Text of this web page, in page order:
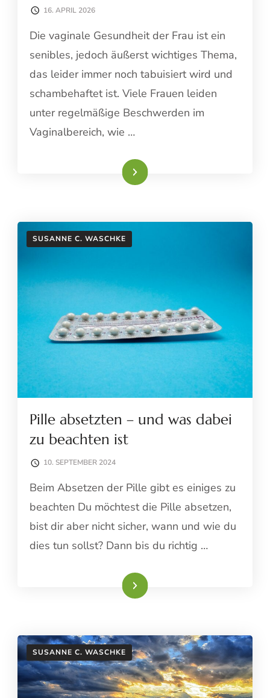
16. APRIL 2026
Die vaginale Gesundheit der Frau ist ein
senibles, jedoch äußerst wichtiges Thema,
das leider immer noch tabuisiert wird und
schambehaftet ist. Viele Frauen leiden
unter regelmäßige Beschwerden im
Vaginalbereich, wie …
Weiterlesen
SUSANNE C. WASCHKE
Pille absetzten – und was dabei
zu beachten ist
10. SEPTEMBER 2024
Beim Absetzen der Pille gibt es einiges zu
beachten Du möchtest die Pille absetzen,
bist dir aber nicht sicher, wann und wie du
dies tun sollst? Dann bis du richtig …
Weiterlesen
SUSANNE C. WASCHKE